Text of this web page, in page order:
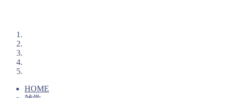
HOME